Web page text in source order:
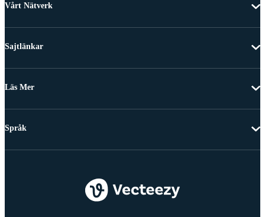
Vårt Nätverk
Sajtlänkar
Läs Mer
Språk